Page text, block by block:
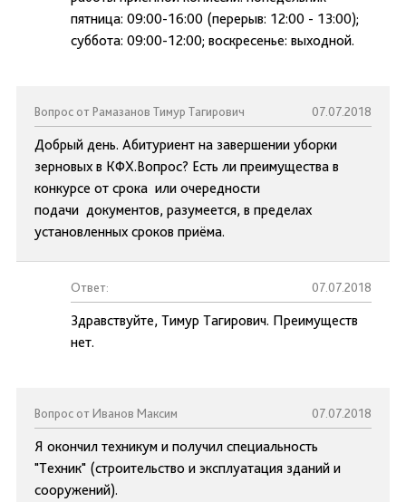
пятница: 09:00-16:00 (перерыв: 12:00 - 13:00);
суббота: 09:00-12:00; воскресенье: выходной.
Вопрос от Рамазанов Тимур Тагирович 07.07.2018
Добрый день. Абитуриент на завершении уборки
зерновых в КФХ.Вопрос? Есть ли преимущества в
конкурсе от срока или очередности
подачи документов, разумеется, в пределах
установленных сроков приёма.
Ответ: 07.07.2018
Здравствуйте, Тимур Тагирович. Преимуществ
нет.
Вопрос от Иванов Максим 07.07.2018
Я окончил техникум и получил специальность
"Техник" (строительство и эксплуатация зданий и
сооружений).